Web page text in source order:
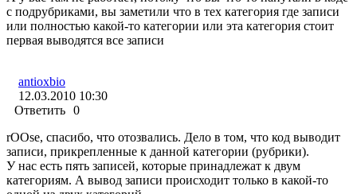
с подрубриками, вы заметили что в тех категория где записи
или полностью какой-то категории или эта категория стоит
первая выводятся все записи
antioxbio
12.03.2010 10:30
Ответить 0
rOOse, спасибо, что отозвались. Дело в том, что код выводит
записи, прикрепленные к данной категории (рубрики).
У нас есть пять записей, которые принадлежат к двум
категориям. А вывод записи происходит только в какой-то